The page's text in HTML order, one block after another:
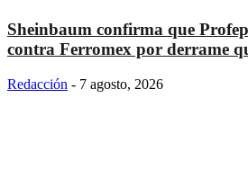
Sheinbaum confirma que
contra Ferromex por derrame
Redacción - 7 agosto, 2026